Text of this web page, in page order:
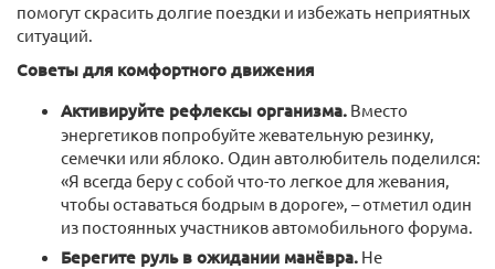
помогут скрасить долгие поездки и избежать неприятных
ситуаций.
Советы для комфортного движения
Активируйте рефлексы организма. Вместо
энергетиков попробуйте жевательную резинку,
семечки или яблоко. Один автолюбитель поделился:
«Я всегда беру с собой что-то легкое для жевания,
чтобы оставаться бодрым в дороге», – отметил один
из постоянных участников автомобильного форума.
Берегите руль в ожидании манёвра. Не